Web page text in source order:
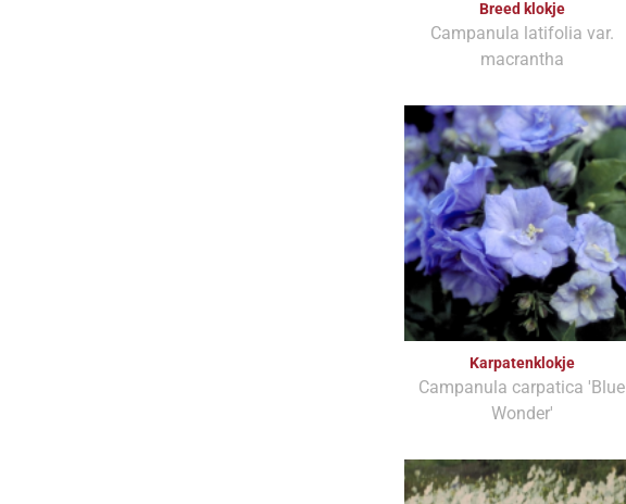
Breed klokje
Campanula latifolia var.
macrantha
Karpatenklokje
Campanula carpatica 'Blue
Wonder'